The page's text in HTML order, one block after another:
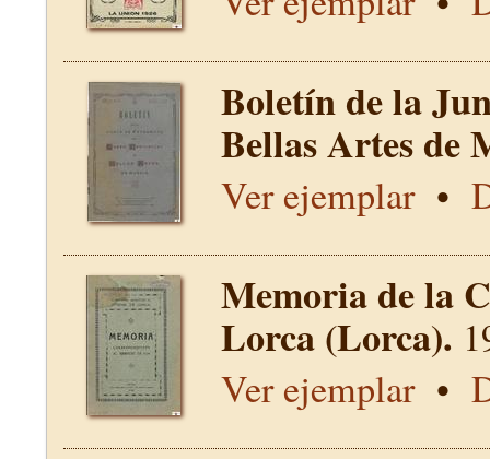
Boletín de la
Bellas Artes
Ver ejemplar•
Memoria de la
Lorca (Lorca).
Ver ejemplar•